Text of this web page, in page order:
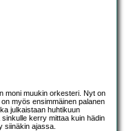
moni muukin orkesteri. Nyt on
myös ensimmäinen palanen
julkaistaan huhtikuun
kerry mittaa kuin hädin
siinäkin ajassa.